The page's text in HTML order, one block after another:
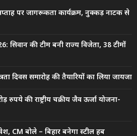
पर जागरूकता कार्यक्रम, नुक्कड़ नाटक से
सिवान की टीम बनी राज्य विजेता, 38 टीमों
दिवस समारोह की तैयारियों का लिया जायजा
रुपये की राष्ट्रीय चक्रीय जैव ऊर्जा योजना-
CM बोले – बिहार बनेगा स्टील हब